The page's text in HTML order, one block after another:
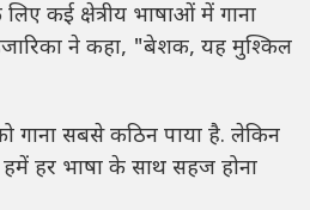
कई क्षेत्रीय भाषाओं में गाना
ने कहा, "बेशक, यह मुश्किल
गाना सबसे कठिन पाया है. लेकिन
हर भाषा के साथ सहज होना